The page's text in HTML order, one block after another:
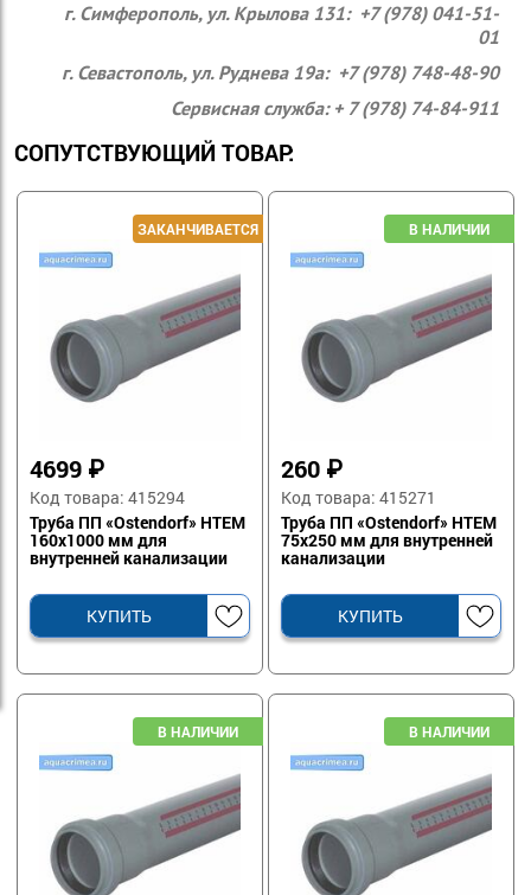
г. Симферополь, ул. Крылова 131: +7 (978) 041-51-
01
г. Севастополь, ул. Руднева 19а: +7 (978) 748-48-90
Сервисная служба: + 7 (978) 74-84-911
СОПУТСТВУЮЩИЙ ТОВАР:
4699 ₽
Код товара: 415294
Труба ПП «Ostendorf» HTEM
160х1000 мм для
внутренней канализации
КУПИТЬ
260 ₽
Код товара: 415271
Труба ПП «Ostendorf» HTEM
75х250 мм для внутренней
канализации
КУПИТЬ